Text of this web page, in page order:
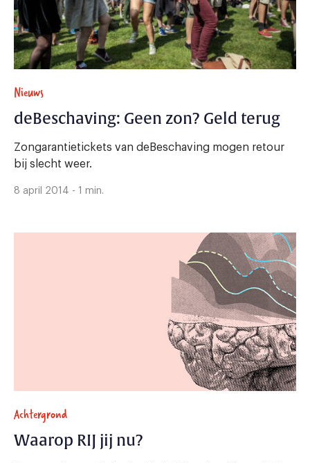
Nieuws
deBeschaving: Geen zon? Geld terug
Zongarantietickets van deBeschaving mogen retour
bij slecht weer.
8 april 2014 - 1 min.
Achtergrond
Waarop RIJ jij nu?